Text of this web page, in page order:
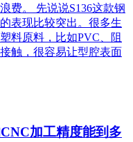
费。 先说说S136这款钢
表现比较突出。很多生
料原料，比如PVC、阻
触，很容易让型腔表面
加工精度能到多